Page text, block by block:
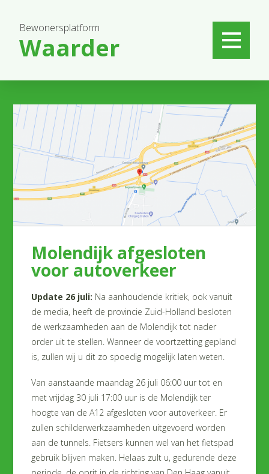
Bewonersplatform
Waarder
Molendijk afgesloten
voor autoverkeer
Update 26 juli: Na aanhoudende kritiek, ook vanuit
de media, heeft de provincie Zuid-Holland besloten
de werkzaamheden aan de Molendijk tot nader
order uit te stellen. Wanneer de voortzetting gepland
is, zullen wij u dit zo spoedig mogelijk laten weten.
Van aanstaande maandag 26 juli 06:00 uur tot en
met vrijdag 30 juli 17:00 uur is de Molendijk ter
hoogte van de A12 afgesloten voor autoverkeer. Er
zullen schilderwerkzaamheden uitgevoerd worden
aan de tunnels. Fietsers kunnen wel van het fietspad
gebruik blijven maken. Helaas zult u, gedurende deze